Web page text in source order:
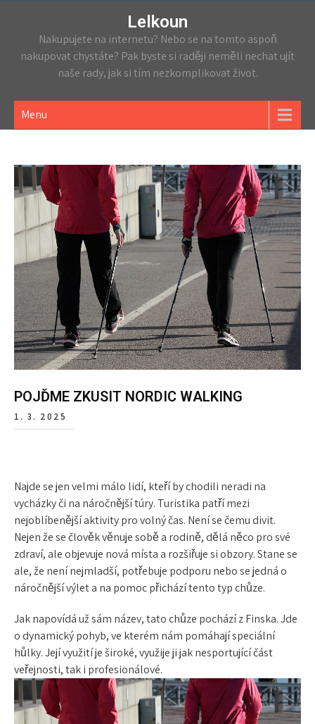
Lelkoun
Nakupujete na internetu? Nebo se na tomto aspoň
nakupovat chystáte? Pak byste si raději neměli nechat ujít
naše rady, jak si tím nezkomplikovat život.
Menu
POJĎME ZKUSIT NORDIC WALKING
1. 3. 2025
Najde se jen velmi málo lidí, kteří by chodili neradi na
vycházky či na náročnější túry. Turistika patří mezi
nejoblíbenější aktivity pro volný čas. Není se čemu divit.
Nejen že se člověk věnuje sobě a rodině, dělá něco pro své
zdraví, ale objevuje nová místa a rozšiřuje si obzory. Stane se
ale, že není nejmladší, potřebuje podporu nebo se jedná o
náročnější výlet a na pomoc přichází tento typ chůze.
Jak napovídá už sám název, tato chůze pochází z Finska. Jde
odynamický pohyb, ve kterém nám pomáhají speciální
hůlky. Její využití je široké, využije ji jak nesportující část
veřejnosti, tak i profesionálové.